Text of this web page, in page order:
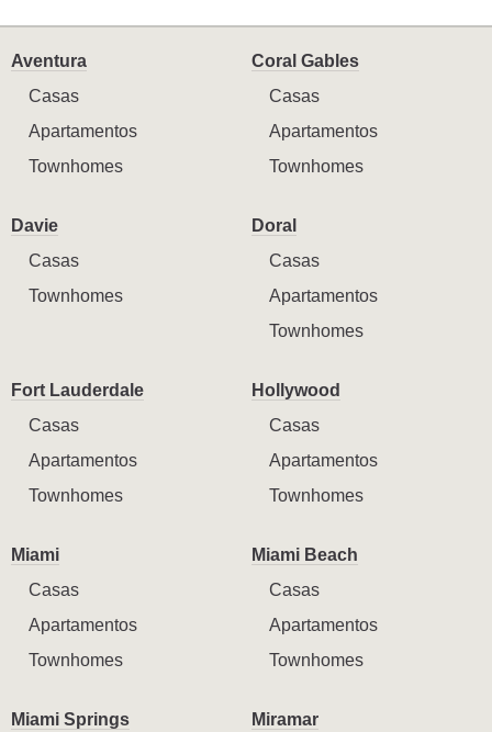
Aventura
Casas
Apartamentos
Townhomes
Coral Gables
Casas
Apartamentos
Townhomes
Davie
Casas
Townhomes
Doral
Casas
Apartamentos
Townhomes
Fort Lauderdale
Casas
Apartamentos
Townhomes
Hollywood
Casas
Apartamentos
Townhomes
Miami
Casas
Apartamentos
Townhomes
Miami Beach
Casas
Apartamentos
Townhomes
Miami Springs
Miramar